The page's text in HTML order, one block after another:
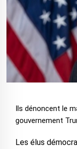
Ils dénoncent le
gouvernement
Les élus